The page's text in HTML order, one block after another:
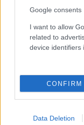
Google consents
I want to allow
related to
device identifiers
CONFIRM
Data Deletion
δεν θέλω να μένει
πολύ προσεκτική
τους συνεργάτες
και θεωρώ ότι είναι